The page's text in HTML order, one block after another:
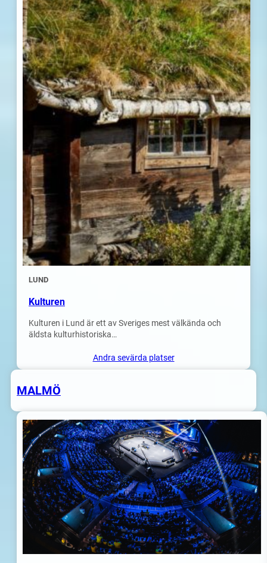
LUND
Kulturen
Kulturen i Lund är ett av Sveriges mest välkända och
äldsta kulturhistoriska…
Andra sevärda platser
MALMÖ